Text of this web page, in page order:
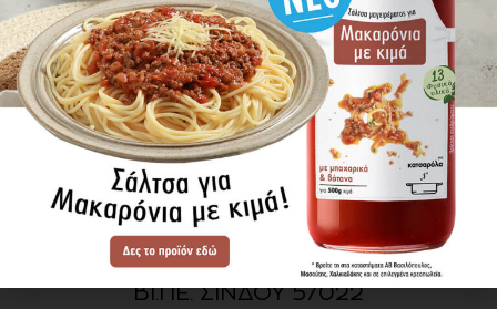
SITE MAP
ΠΡΟΪΟΝΤΑ
ΣΥΝΤΑΓΕΣ
Η ΙΣΤΟΡΙΑ ΜΑΣ
VIDEOS
ΠΡΟΒΥΛ Α.Ε.
ΟΔΟΣ Α3
ΒΙ.ΠΕ. ΣΙΝΔΟΥ 57022